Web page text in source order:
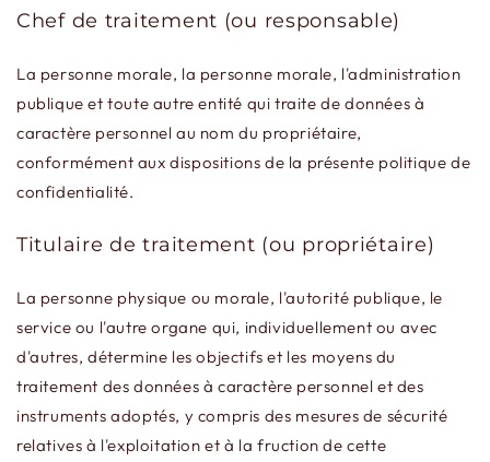
Chef de traitement (ou responsable)
La personne morale, la personne morale, l'administration
publique et toute autre entité qui traite de données à
caractère personnel au nom du propriétaire,
conformément aux dispositions de la présente politique de
confidentialité.
Titulaire de traitement (ou propriétaire)
La personne physique ou morale, l'autorité publique, le
service ou l'autre organe qui, individuellement ou avec
d'autres, détermine les objectifs et les moyens du
traitement des données à caractère personnel et des
instruments adoptés, y compris des mesures de sécurité
relatives à l'exploitation et à la fruction de cette